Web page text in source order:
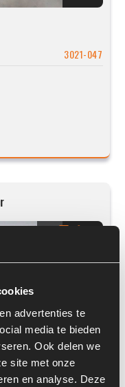
advertenties te
media te bieden
Ook delen we
site met onze
en analyse. Deze
3021-047